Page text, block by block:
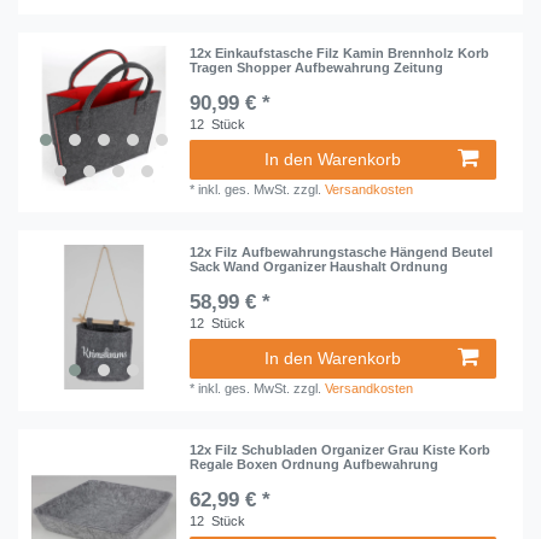
12x Einkaufstasche Filz Kamin Brennholz Korb
Tragen Shopper Aufbewahrung Zeitung
90,99 € *
12 Stück
In den Warenkorb
*inkl. ges. MwSt. zzgl.Versandkosten
12x Filz Aufbewahrungstasche Hängend Beutel
Sack Wand Organizer Haushalt Ordnung
58,99 € *
12 Stück
In den Warenkorb
*inkl. ges. MwSt. zzgl.Versandkosten
12x Filz Schubladen Organizer Grau Kiste Korb
Regale Boxen Ordnung Aufbewahrung
62,99 € *
12 Stück